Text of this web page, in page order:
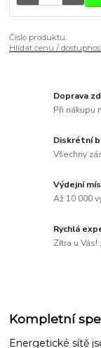
Číslo produktu:
Hlídat cenu /
Doprava
Při nákupu
Diskrétní
Všechny
Výdejní
Až 10 000
Rychlá
Zítra u Vás!
Kompletní
Energetické sítě